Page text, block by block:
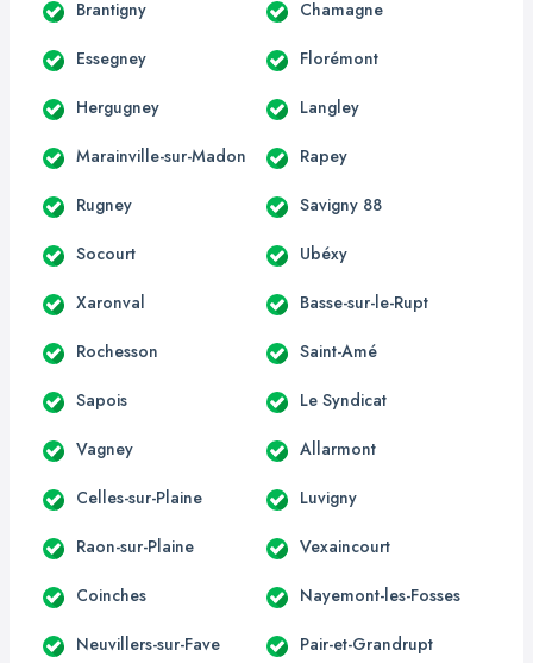
Brantigny Chamagne
Essegney Florémont
Hergugney Langley
Marainville-sur-Madon Rapey
Rugney Savigny 88
Socourt Ubéxy
Xaronval Basse-sur-le-Rupt
Rochesson Saint-Amé
Sapois Le Syndicat
Vagney Allarmont
Celles-sur-Plaine Luvigny
Raon-sur-Plaine Vexaincourt
Coinches Nayemont-les-Fosses
Neuvillers-sur-Fave Pair-et-Grandrupt